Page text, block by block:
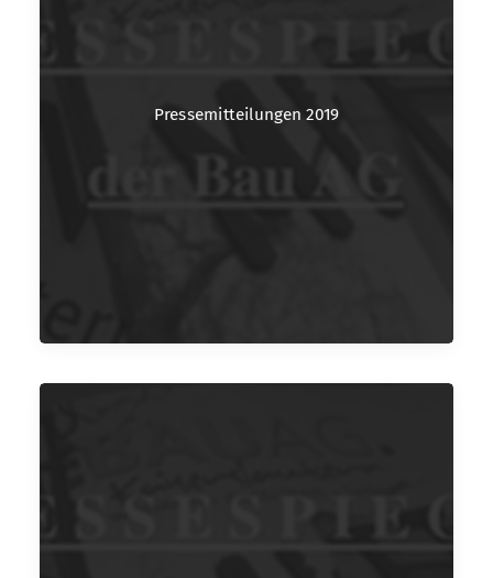
Pressemitteilungen 2019